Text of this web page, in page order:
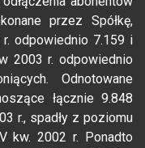
przez Spółkę,
odpowiednio 7.159 i
2003 r. odpowiednio
Odnotowane
łącznie 9.848
r., spadły z poziomu
kw. 2002 r. Ponadto